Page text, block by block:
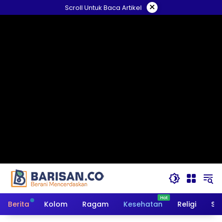
ke
Scroll Untuk Baca Artikel ×
Berita Kolom Ragam Kesehatan Religi